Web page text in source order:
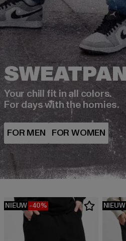
Your chill fit in all colors.
For days with the homies.
NIEUW -40% NIEUW